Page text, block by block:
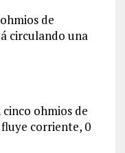
de
circulando una
ohmios de
corriente, 0